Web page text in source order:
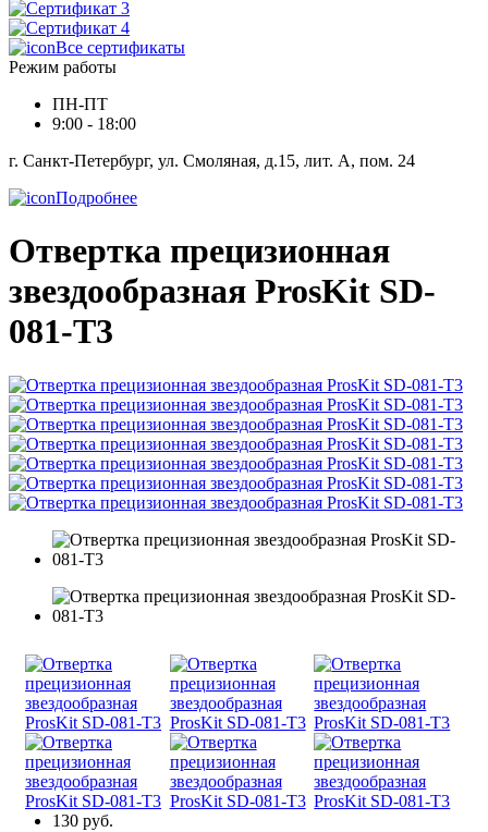
Все сертификаты
Режим работы
ПН-ПТ
9:00 - 18:00
г. Санкт-Петербург, ул. Смоляная, д.15, лит. А, пом. 24
Подробнее
Отвертка прецизионная
звездообразная ProsKit SD-
081-T3
130 руб.